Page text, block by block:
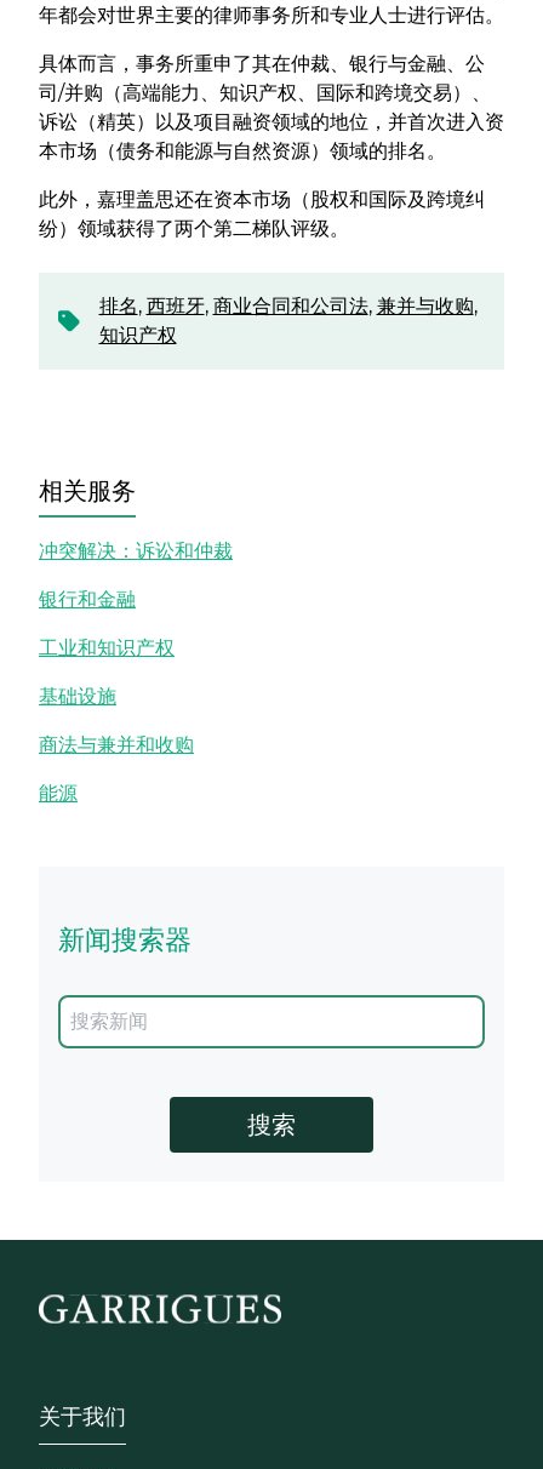
年都会对世界主要的律师事务所和专业人士进行评估。
具体而言，事务所重申了其在仲裁、银行与金融、公
司/并购（高端能力、知识产权、国际和跨境交易）、
诉讼（精英）以及项目融资领域的地位，并首次进入资
本市场（债务和能源与自然资源）领域的排名。
此外，嘉理盖思还在资本市场（股权和国际及跨境纠
纷）领域获得了两个第二梯队评级。
排名, 西班牙, 商业合同和公司法, 兼并与收购,
知识产权
相关服务
冲突解决：诉讼和仲裁
银行和金融
工业和知识产权
基础设施
商法与兼并和收购
能源
新闻搜索器
Footer - Sobre Nosotros
关于我们